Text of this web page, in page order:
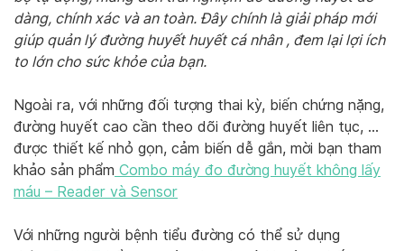
dàng, chính xác và an toàn. Đây chính là giải pháp mới
giúp quản lý đường huyết huyết cá nhân , đem lại lợi ích
to lớn cho sức khỏe của bạn.
Ngoài ra, với những đối tượng thai kỳ, biến chứng nặng,
đường huyết cao cần theo dõi đường huyết liên tục, …
được thiết kế nhỏ gọn, cảm biến dễ gắn, mời bạn tham
khảo sản phẩm Combo máy đo đường huyết không lấy
máu – Reader và Sensor
Với những người bệnh tiểu đường có thể sử dụng